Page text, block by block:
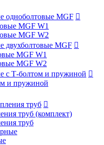
одноболтовые MGF 
MGF W1
MGF W2
двухболтовые MGF 
MGF W1
MGF W2
с Т-болтом и пружиной 
и пружиной
труб 
труб (комплект)
труб